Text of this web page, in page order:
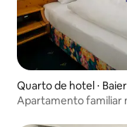
Quarto de hotel ⋅
Apartamento familiar